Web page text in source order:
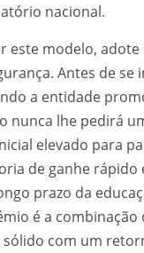
nacional.
este modelo, adote
Antes de se
a entidade
nunca lhe pedirá
elevado para
de ganhe rápido
prazo da
é a combinação
com um